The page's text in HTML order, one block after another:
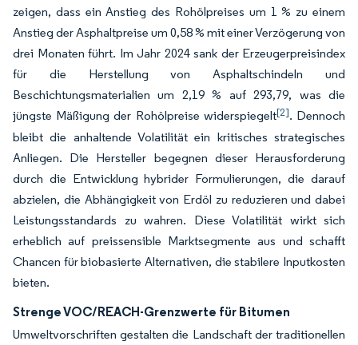
zeigen, dass ein Anstieg des Rohölpreises um 1 % zu einem
Anstieg der Asphaltpreise um 0,58 % mit einer Verzögerung von
drei Monaten führt. Im Jahr 2024 sank der Erzeugerpreisindex
für die Herstellung von Asphaltschindeln und
Beschichtungsmaterialien um 2,19 % auf 293,79, was die
jüngste Mäßigung der Rohölpreise widerspiegelt[2]. Dennoch
bleibt die anhaltende Volatilität ein kritisches strategisches
Anliegen. Die Hersteller begegnen dieser Herausforderung
durch die Entwicklung hybrider Formulierungen, die darauf
abzielen, die Abhängigkeit von Erdöl zu reduzieren und dabei
Leistungsstandards zu wahren. Diese Volatilität wirkt sich
erheblich auf preissensible Marktsegmente aus und schafft
Chancen für biobasierte Alternativen, die stabilere Inputkosten
bieten.
Strenge VOC/REACH-Grenzwerte für Bitumen
Umweltvorschriften gestalten die Landschaft der traditionellen